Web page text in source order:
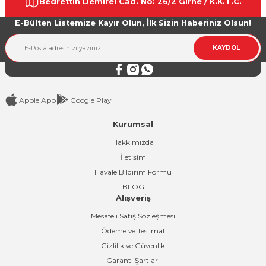
Ürün açıklamasında eksik bilgiler bulunuyor.
Ürün bilgilerinde hatalar bulunuyor.
E-Bülten Listemize Kayır Olun, İlk Sizin Haberiniz Olsun!
KAYDOL
Apple App Google Play
Kurumsal
Hakkımızda
İletişim
Havale Bildirim Formu
BLOG
Alışveriş
Mesafeli Satış Sözleşmesi
Ödeme ve Teslimat
Gizlilik ve Güvenlik
Garanti Şartları